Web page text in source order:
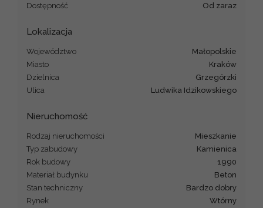
Dostępność
Od zaraz
Lokalizacja
Województwo
małopolskie
Miasto
Kraków
Dzielnica
Grzegórzki
Ulica
Ludwika Idzikowskiego
Nieruchomość
Rodzaj nieruchomości
mieszkanie
Typ zabudowy
kamienica
Rok budowy
1990
Materiał budynku
beton
Stan techniczny
Bardzo dobry
Rynek
Wtórny